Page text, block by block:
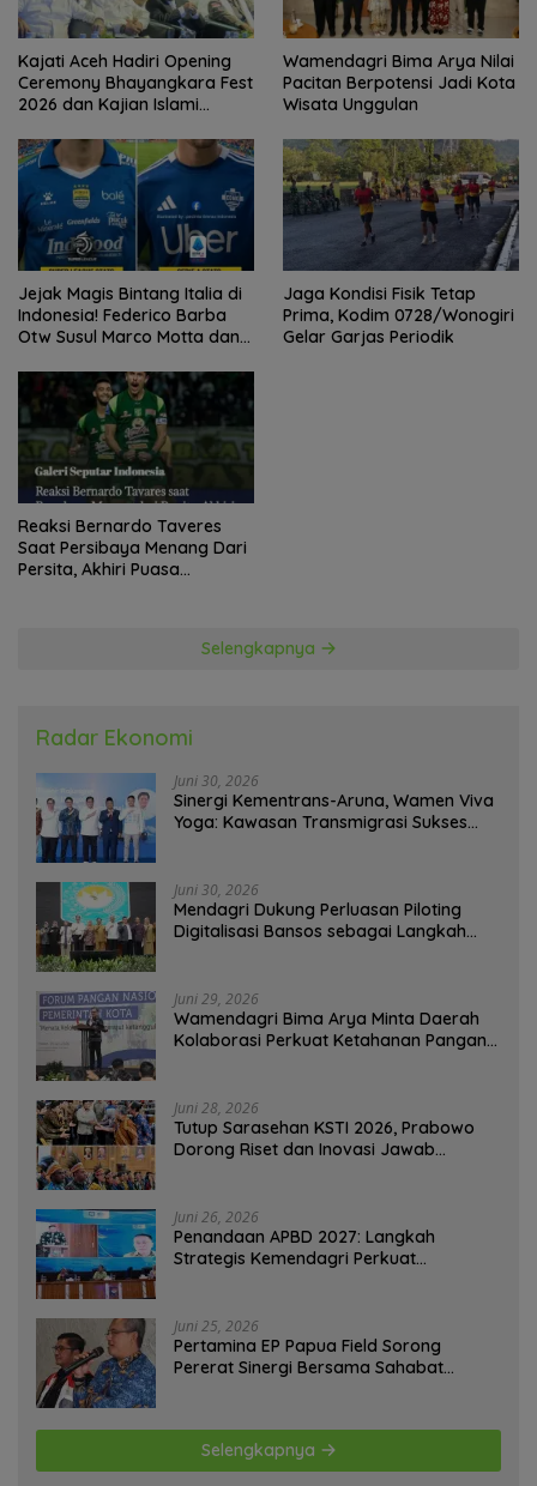
Kajati Aceh Hadiri Opening
Ceremony Bhayangkara Fest
2026 dan Kajian Islami
Adi Hidayat
Wamendagri Bima Arya Nilai
Pacitan Berpotensi Jadi Kota
Wisata Unggulan
Jejak Magis Bintang Italia di
Indonesia! Federico Barba
Otw Susul Marco Motta dan
Trofi?
Jaga Kondisi Fisik Tetap
Prima, Kodim 0728/Wonogiri
Gelar Garjas Periodik
Reaksi Bernardo Taveres
Saat Persibaya Menang Dari
Persita, Akhiri Puasa
Selengkapnya
Radar Ekonomi
Juni 30, 2026
Sinergi Kementrans-Aruna, Wamen Viva
Yoga: Kawasan Transmigrasi Sukses
Juni 30, 2026
Mendagri Dukung Perluasan Piloting
Digitalisasi Bansos sebagai Langkah
Juni 29, 2026
Wamendagri Bima Arya Minta Daerah
Kolaborasi Perkuat Ketahanan Pangan
Juni 28, 2026
Tutup Sarasehan KSTI 2026, Prabowo
Dorong Riset dan Inovasi Jawab
Juni 26, 2026
Penandaan APBD 2027: Langkah
Strategis Kemendagri Perkuat
Juni 25, 2026
Pertamina EP Papua Field Sorong
Pererat Sinergi Bersama Sahabat
Selengkapnya